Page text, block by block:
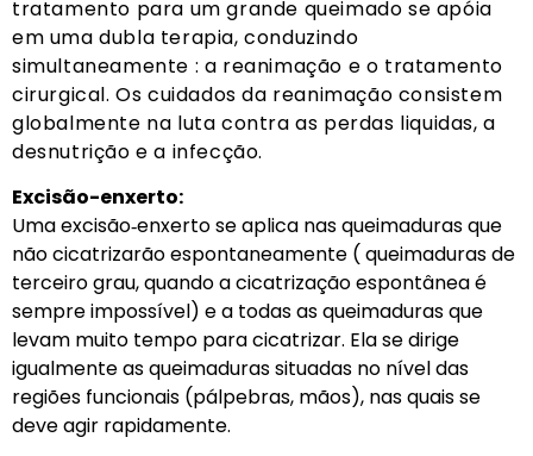
tratamento para um grande queimado se apóia
em uma dubla terapia, conduzindo
simultaneamente : a reanimação e o tratamento
cirurgical. Os cuidados da reanimação consistem
globalmente na luta contra as perdas liquidas, a
desnutrição e a infecção.
Excisão-­enxerto:
Uma excisão‐enxerto se aplica nas queimaduras que
não cicatrizarão espontaneamente ( queimaduras de
terceiro grau, quando a cicatrização espontânea é
sempre impossível) e a todas as queimaduras que
levam muito tempo para cicatrizar. Ela se dirige
igualmente as queimaduras situadas no nível das
regiões funcionais (pálpebras, mãos), nas quais se
deve agir rapidamente.